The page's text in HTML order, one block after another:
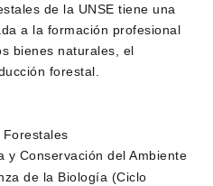
de la UNSE tiene una
a la formación profesional
bienes naturales, el
forestal.
y Conservación del Ambiente
de la Biología (Ciclo